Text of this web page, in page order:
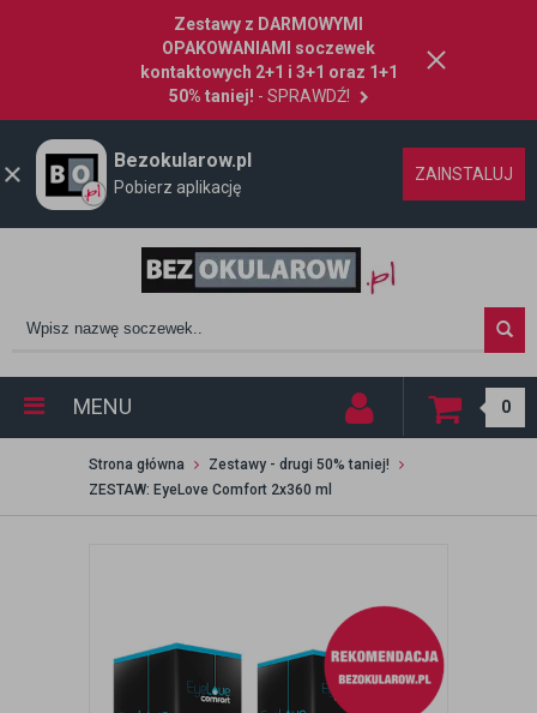
Zestawy z DARMOWYMI
OPAKOWANIAMI soczewek
kontaktowych 2+1 i 3+1 oraz 1+1
50% taniej! - SPRAWDŹ!
Bezokularow.pl
Pobierz aplikację
ZAINSTALUJ
MENU 0
Strona główna
Zestawy - drugi 50% taniej!
ZESTAW: EyeLove Comfort 2x360 ml